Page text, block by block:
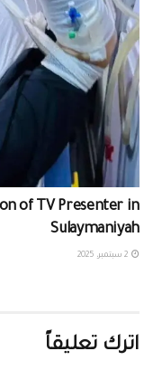
of TV Presenter in
Sulaymaniyah
اترك تعليقاً